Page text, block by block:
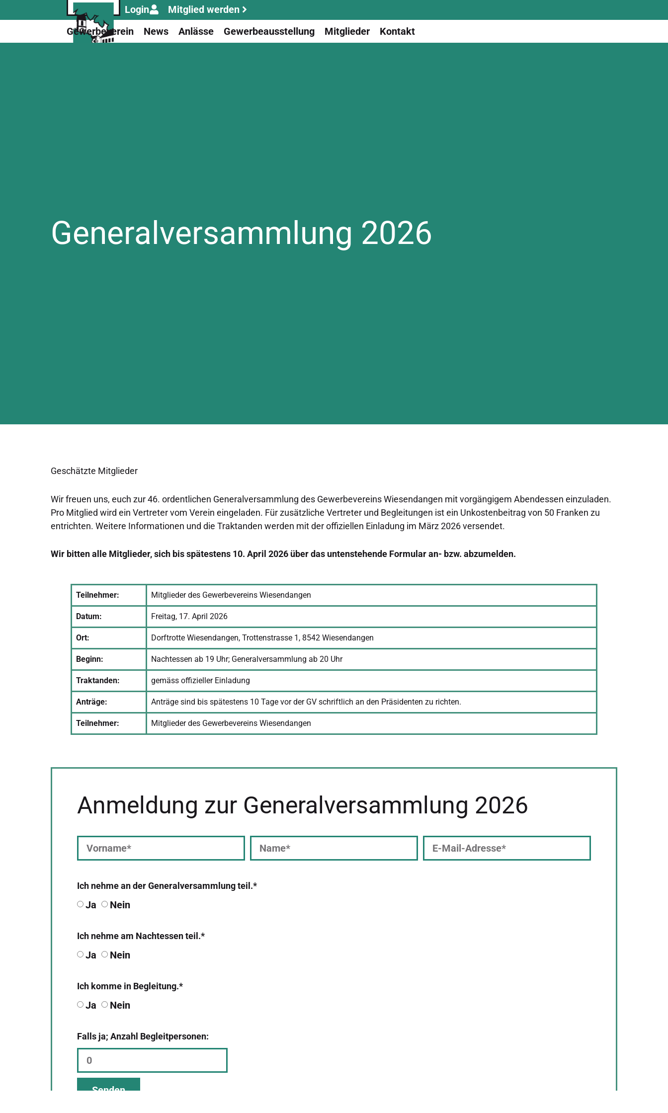
Login
Mitglied werden
Gewerbeverein
News Anlässe Gewerbeausstellung Mitglieder Kontakt
Generalversammlung 2026
Geschätzte Mitglieder
Wir freuen uns, euch zur 46. ordentlichen Generalversammlung des Gewerbevereins Wiesendangen mit vorgängigem Abendessen einzuladen.
Pro Mitglied wird ein Vertreter vom Verein eingeladen. Für zusätzliche Vertreter und Begleitungen ist ein Unkostenbeitrag von 50 Franken zu
entrichten. Weitere Informationen und die Traktanden werden mit der offiziellen Einladung im März 2026 versendet.
Wir bitten alle Mitglieder, sich bis spätestens 10. April 2026 über das untenstehende Formular an- bzw. abzumelden.
Teilnehmer: Mitglieder des Gewerbevereins Wiesendangen
Datum: Freitag, 17. April 2026
Ort: Dorftrotte Wiesendangen, Trottenstrasse 1, 8542 Wiesendangen
Beginn: Nachtessen ab 19 Uhr; Generalversammlung ab 20 Uhr
Traktanden: gemäss offizieller Einladung
Anträge: Anträge sind bis spätestens 10 Tage vor der GV schriftlich an den Präsidenten zu richten.
Teilnehmer: Mitglieder des Gewerbevereins Wiesendangen
Anmeldung zur Generalversammlung 2026
Ich nehme an der Generalversammlung teil.*
Ja Nein
Ich nehme am Nachtessen teil.*
Ja Nein
Ich komme in Begleitung.*
Ja Nein
Falls ja; Anzahl Begleitpersonen:
Senden